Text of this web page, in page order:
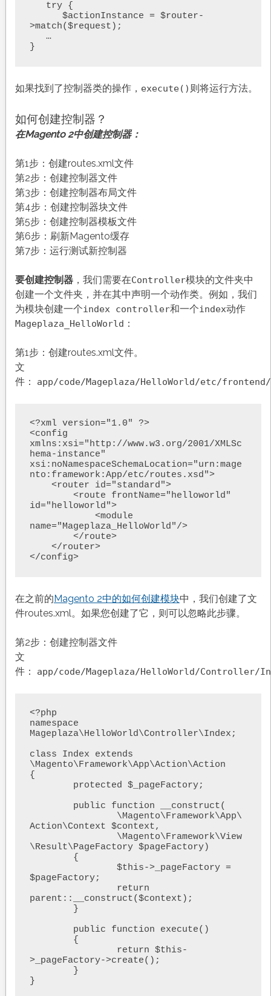
>match($request);
}
如果找到了控制器类的操作， execute() 则将运行方法。
如何创建控制器？
在Magento 2中创建控制器：
第1步：创建routes.xml文件
第2步：创建控制器文件
第3步：创建控制器布局文件
第4步：创建控制器块文件
第5步：创建控制器模板文件
第6步：刷新Magento缓存
第7步：运行测试新控制器
要创建控制器，我们需要在Controller模块的文件夹中
创建一个文件夹，并在其中声明一个动作类。例如，我们
为模块创建一个index controller和一个index动作
Mageplaza_HelloWorld ：
第1步：创建routes.xml文件。
文
件： app/code/Mageplaza/HelloWorld/etc/
<?xml version="1.0" ?>
<config
xmlns:xsi="http://www.w3.org/2001/XMLSc
hema-instance"
xsi:noNamespaceSchemaLocation="urn:mage
nto:framework:App/etc/routes.xsd">
id="helloworld">
name="Mageplaza_HelloWorld"/>
</config>
在之前的 Magento 2中的如何创建模块中，我们创建了文
件routes.xml。如果您创建了它，则可以忽略此步骤。
第2步：创建控制器文件
文
件： app/code/Mageplaza/HelloWorld/Controller/
<?php
namespace
Mageplaza\HelloWorld\Controller\Index;
class Index extends
\Magento\Framework\App\Action\Action
{
Action\Context $context,
\Result\PageFactory $pageFactory)
$pageFactory;
parent::__construct($context);
>_pageFactory->create();
}